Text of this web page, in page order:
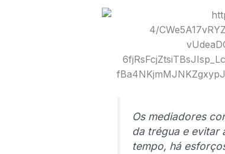
Os mediadores
da trégua e evitar
tempo, há